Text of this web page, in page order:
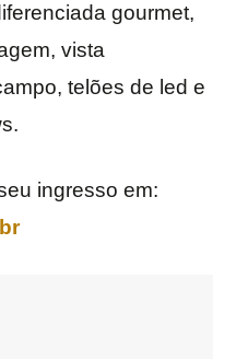
gourmet,
vista
telões de led e
ingresso em: